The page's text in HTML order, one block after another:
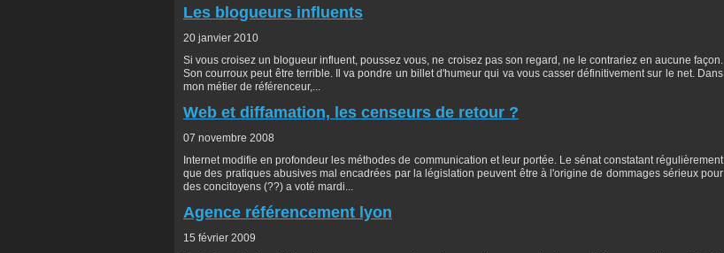
Les blogueurs influents
20 janvier 2010
Si vous croisez un blogueur influent, poussez vous, ne croisez pas son regard, ne le contrariez en aucune façon.
Son courroux peut être terrible. Il va pondre un billet d'humeur qui va vous casser définitivement sur le net. Dans
mon métier de référenceur,...
Web et diffamation, les censeurs de retour ?
07 novembre 2008
Internet modifie en profondeur les méthodes de communication et leur portée. Le sénat constatant régulièrement
que des pratiques abusives mal encadrées par la législation peuvent être à l'origine de dommages sérieux pour
des concitoyens (??) a voté mardi...
Agence référencement lyon
15 février 2009